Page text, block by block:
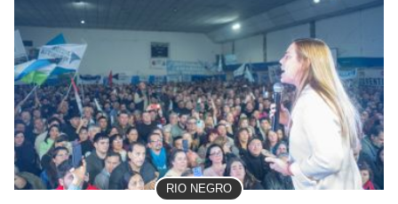
RIO NEGRO